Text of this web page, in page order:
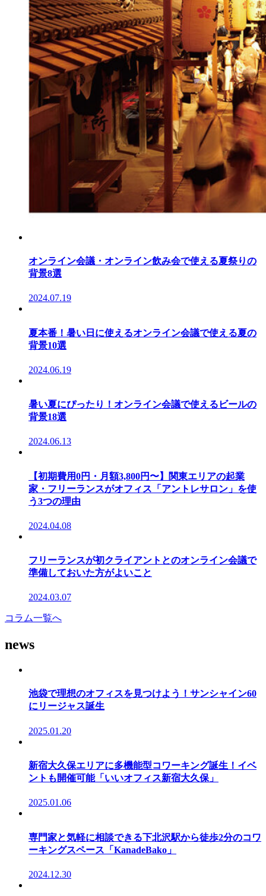
オンライン会議・オンライン飲み会で使える夏祭りの
背景8選
2024.07.19
夏本番！暑い日に使えるオンライン会議で使える夏の
背景10選
2024.06.19
暑い夏にぴったり！オンライン会議で使えるビールの
背景18選
2024.06.13
【初期費用0円・月額3,800円〜】関東エリアの起業
家・フリーランスがオフィス「アントレサロン」を使
う3つの理由
2024.04.08
フリーランスが初クライアントとのオンライン会議で
準備しておいた方がよいこと
2024.03.07
コラム一覧へ
news
池袋で理想のオフィスを見つけよう！サンシャイン60
にリージャス誕生
2025.01.20
新宿大久保エリアに多機能型コワーキング誕生！イベ
ントも開催可能「いいオフィス新宿大久保」
2025.01.06
専門家と気軽に相談できる下北沢駅から徒歩2分のコワ
ーキングスペース「KanadeBako」
2024.12.30